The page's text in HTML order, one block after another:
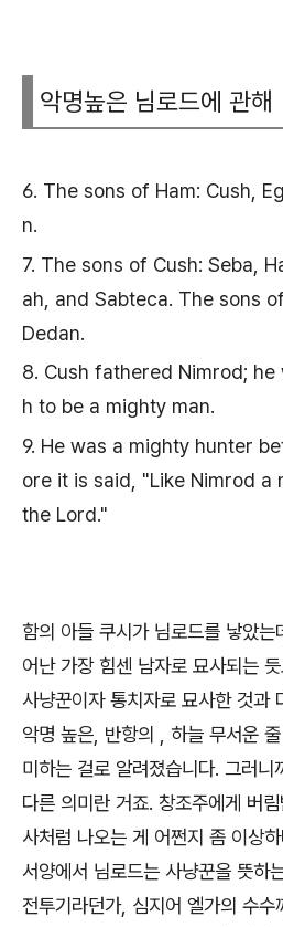
악명높은 님로드에 관해
6. The sons of Ham: Cush,
n.
7. The sons of Cush: Seba,
ah, and Sabteca. The sons
Dedan.
8. Cush fathered Nimrod;
h to be a mighty man.
9. He was a mighty hunter
ore it is said, "Like Nimrod
the Lord."
함의 아들 쿠시가 님로드를 낳았
어난 가장 힘센 남자로 묘사되는
사냥꾼이자 통치자로 묘사한 것과
악명 높은, 반항의 , 하늘 무서운
미하는 걸로 알려졌습니다. 그러
다른 의미란 거죠. 창조주에게 버
사처럼 나오는 게 어쩐지 좀 이상
서양에서 님로드는 사냥꾼을 뜻하
전투기라던가, 심지어 엘가의 수